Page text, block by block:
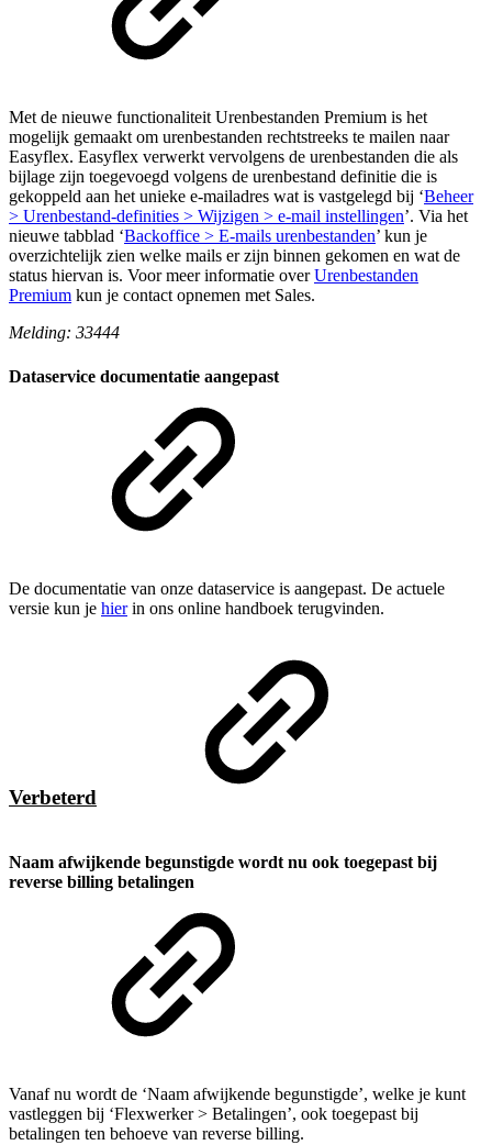
Met de nieuwe functionaliteit Urenbestanden Premium is het
mogelijk gemaakt om urenbestanden rechtstreeks te mailen naar
Easyflex. Easyflex verwerkt vervolgens de urenbestanden die als
bijlage zijn toegevoegd volgens de urenbestand definitie die is
gekoppeld aan het unieke e-mailadres wat is vastgelegd bij ‘Beheer
> Urenbestand-definities > Wijzigen > e-mail instellingen’. Via het
nieuwe tabblad ‘Backoffice > E-mails urenbestanden’ kun je
overzichtelijk zien welke mails er zijn binnen gekomen en wat de
status hiervan is. Voor meer informatie overUrenbestanden
Premium kun je contact opnemen met Sales.
Melding: 33444
Dataservice documentatie aangepast
De documentatie van onze dataservice is aangepast. De actuele
versie kun je hierin ons online handboek terugvinden.
Verbeterd
Naam afwijkende begunstigde wordt nu ook toegepast bij
reverse billing betalingen
Vanaf nu wordt de ‘Naam afwijkende begunstigde’, welke je kunt
vastleggen bij ‘Flexwerker > Betalingen’, ook toegepast bij
betalingen ten behoeve van reverse billing.